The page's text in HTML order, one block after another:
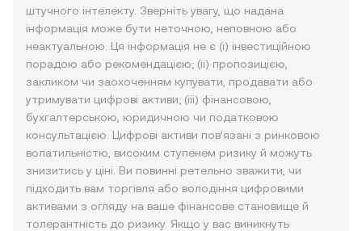
штучного інтелекту. Зверніть увагу, що надана
інформація може бути неточною, неповною або
неактуальною. Ця інформація не є (i) інвестиційною
порадою або рекомендацією; (ii) пропозицією,
закликом чи заохоченням купувати, продавати або
утримувати цифрові активи; (iii) фінансовою,
бухгалтерською, юридичною чи податковою
консультацією. Цифрові активи пов’язані з ринковою
волатильністю, високим ступенем ризику й можуть
знизитись у ціні. Ви повинні ретельно зважити, чи
підходить вам торгівля або володіння цифровими
активами з огляду на ваше фінансове становище й
толерантність до ризику. Якщо у вас виникнуть